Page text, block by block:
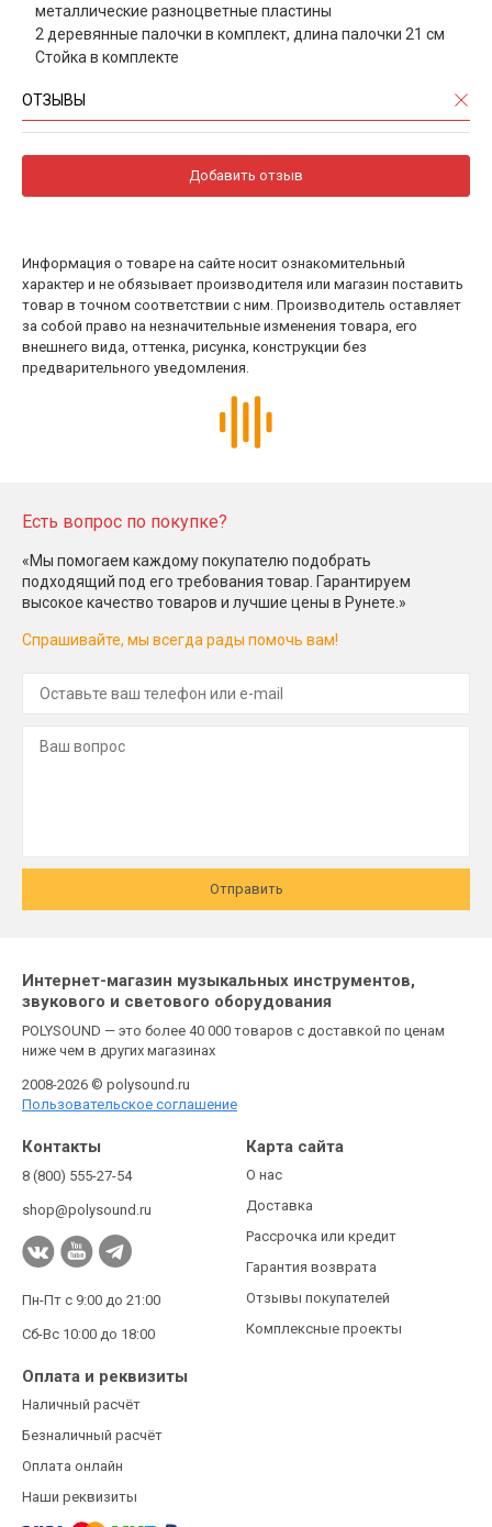
металлические разноцветные пластины
2 деревянные палочки в комплект, длина палочки 21 см
Cтойка в комплекте
ОТЗЫВЫ
Добавить отзыв
Информация о товаре на сайте носит ознакомительный
характер и не обязывает производителя или магазин поставить
товар в точном соответствии с ним. Производитель оставляет
за собой право на незначительные изменения товара, его
внешнего вида, оттенка, рисунка, конструкции без
предварительного уведомления.
Есть вопрос по покупке?
«Мы помогаем каждому покупателю подобрать
подходящий под его требования товар. Гарантируем
высокое качество товаров и лучшие цены в Рунете.»
Спрашивайте, мы всегда рады помочь вам!
Отправить
Интернет-магазин музыкальных инструментов,
звукового и светового оборудования
POLYSOUND — это более 40 000 товаров с доставкой по ценам
ниже чем в других магазинах
2008-2026 © polysound.ru
Пользовательское соглашение
Контакты
8 (800) 555-27-54
shop@polysound.ru
Пн-Пт с 9:00 до 21:00
Сб-Вс 10:00 до 18:00
Карта сайта
О нас
Доставка
Рассрочка или кредит
Гарантия возврата
Отзывы покупателей
Комплексные проекты
Оплата и реквизиты
Наличный расчёт
Безналичный расчёт
Оплата онлайн
Наши реквизиты